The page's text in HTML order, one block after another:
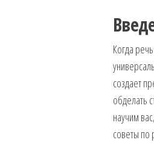
Когда
создает
обделать
научим
советы по